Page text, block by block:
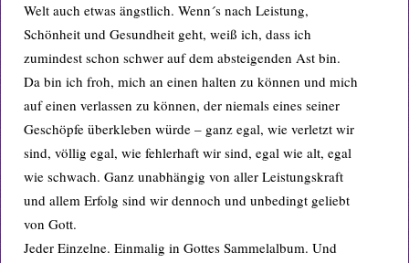
Welt auch etwas ängstlich. Wenn´s nach Leistung,
Schönheit und Gesundheit geht, weiß ich, dass ich
zumindest schon schwer auf dem absteigenden Ast bin.
Da bin ich froh, mich an einen halten zu können und mich
auf einen verlassen zu können, der niemals eines seiner
Geschöpfe überkleben würde – ganz egal, wie verletzt wir
sind, völlig egal, wie fehlerhaft wir sind, egal wie alt, egal
wie schwach. Ganz unabhängig von aller Leistungskraft
und allem Erfolg sind wir dennoch und unbedingt geliebt
von Gott.
Jeder Einzelne. Einmalig in Gottes Sammelalbum. Und